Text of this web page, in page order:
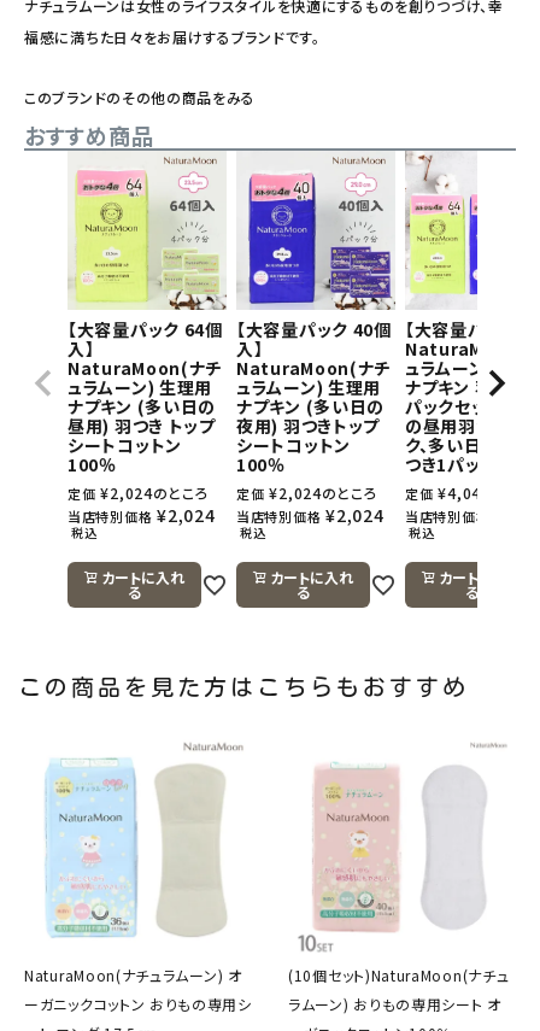
ナチュラムーンは女性のライフスタイルを快適にするものを創りつづけ、幸
福感に満ちた日々をお届けするブランドです。
このブランドのその他の商品をみる
おすすめ商品
【大容量パック 64個
入】
NaturaMoon(ナチ
ュラムーン) 生理用
ナプキン (多い日の
昼用) 羽つき トップ
シートコットン
100％
定価 ¥2,024のところ
当店特別価格 ¥2,024
税込
カートに入れ
る
【大容量パック 40個
入】
NaturaMoon(ナチ
ュラムーン) 生理用
ナプキン (多い日の
夜用) 羽つきトップ
シートコットン
100％
定価 ¥2,024のところ
当店特別価格 ¥2,024
税込
カートに入れ
る
【大容量パック】
NaturaMoon(
ュラムーン) 生理
ナプキン 羽つき
パックセット(多
の昼用羽つき1パ
ク、多い日の夜
つき1パック)
定価 ¥4,048
当店特別価格
税込
カートに入れ
る
この商品を見た方はこちらもおすすめ
NaturaMoon(ナチュラムーン) オ
ーガニックコットン おりもの専用シ
(10個セット)NaturaMoon(ナチュ
ラムーン) おりもの専用シート オ